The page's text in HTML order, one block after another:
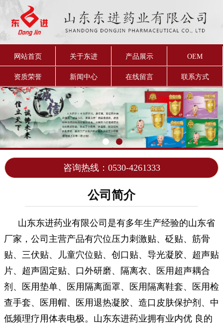
网站首页 关于东进 产品展示 OEM
资质荣誉 新闻中心 在线留言 联系方式
咨询热线：0530-4261333
公司简介
山东东进药业有限公司是有多年生产经验的山东省
厂家，公司主营产品有穴位压力刺激贴、砭贴、筋骨
贴、三伏贴、儿童穴位贴、创口贴、导光凝胶、超声贴
片、超声固定贴、口外研磨、隔离衣、医用超声耦合
剂、医用垫单、医用隔离面罩、医用隔离鞋套、医用检
查手套、医用帽、医用退热凝胶、造口皮肤保护剂、中
低频理疗用体表电极。山东东进药业拥有业内优 良的